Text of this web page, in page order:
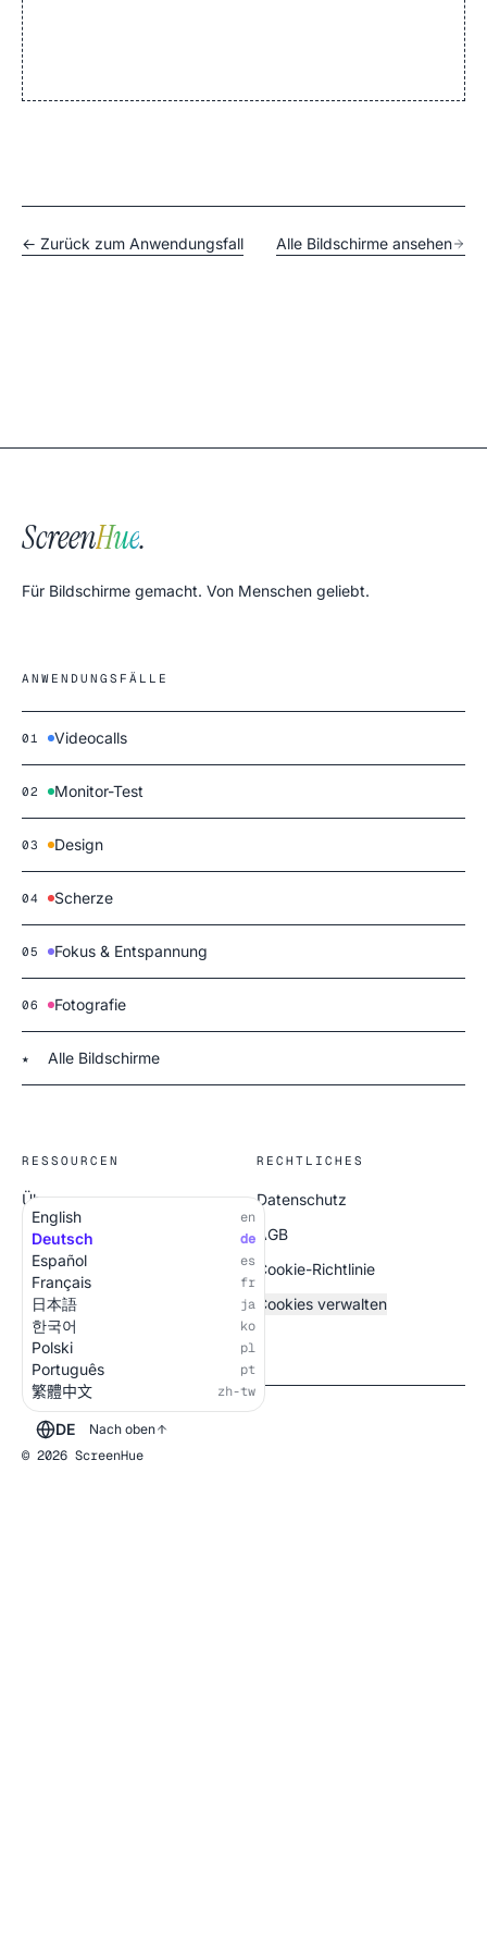
← Zurück zum Anwendungsfall Alle Bildschirme ansehen
ScreenHue.
Für Bildschirme gemacht. Von Menschen geliebt.
ANWENDUNGSFÄLLE
01 Videocalls
02 Monitor-Test
03 Design
04 Scherze
05 Fokus & Entspannung
06 Fotografie
★ Alle Bildschirme
RESSOURCEN
Über uns
Alle Bildschirme
RECHTLICHES
Datenschutz
AGB
Cookie-Richtlinie
Cookies verwalten
© 2026 ScreenHue
DE
English en
Deutsch de
Español es
Français fr
日本語 ja
한국어 ko
Polski pl
Português pt
繁體中文 zh-tw
Nach oben